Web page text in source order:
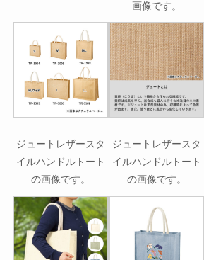
画像です。
ジュートレザースタ
イルハンドルトート
の画像です。
ジュートレザースタ
イルハンドルトート
の画像です。